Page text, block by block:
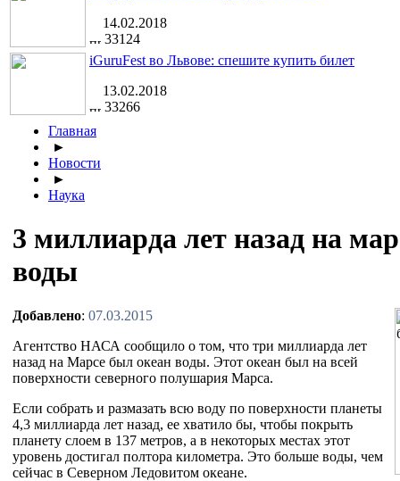
14.02.2018
33124
iGuruFest во Львове: спешите купить билет
13.02.2018
33266
Главная
►
Новости
►
Наука
3 миллиарда лет назад на
воды
Добавлено: 07.03.2015
Агентство НАСА сообщило о том, что три миллиарда лет
назад на Марсе был океан воды. Этот океан был на всей
поверхности северного полушария Марса.
Если собрать и размазать всю воду по поверхности планеты
4,3 миллиарда лет назад, ее хватило бы, чтобы покрыть
планету слоем в 137 метров, а в некоторых местах этот
уровень достигал полтора километра. Это больше воды, чем
сейчас в Северном Ледовитом океане.